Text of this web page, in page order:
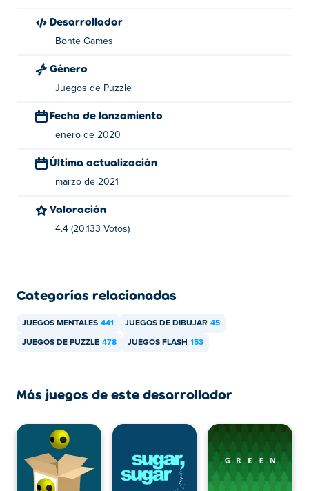
Desarrollador
Bonte Games
Género
Juegos de Puzzle
Fecha de lanzamiento
enero de 2020
Última actualización
marzo de 2021
Valoración
4.4 (20,133 Votos)
Categorías relacionadas
JUEGOS MENTALES 441 JUEGOS DE DIBUJAR 45
JUEGOS DE PUZZLE 478 JUEGOS FLASH 153
Más juegos de este desarrollador